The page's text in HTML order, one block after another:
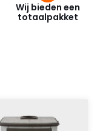
Wij bieden een
totaalpakket